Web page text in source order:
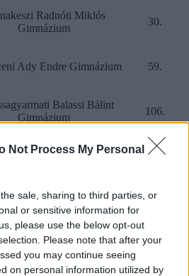
Not Process My Personal
sale, sharing to third parties, or
or sensitive information for
please use the below opt-out
Please note that after your
you may continue seeing
on personal information utilized by
Radnóti Miklós
Gimnázium
30.
Ady Endre Gimnázium 59.
Balassi Bálint
Gimnázium
106.
Erzsébet Gimnázium és
Árpád Gimnázium
Vasvári Pál
Gimnázium